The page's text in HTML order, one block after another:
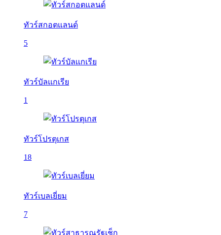
ทัวร์สกอตแลนด์
5
ทัวร์บัลเเกเรีย
1
ทัวร์โปรตุเกส
18
ทัวร์เบลเยี่ยม
7